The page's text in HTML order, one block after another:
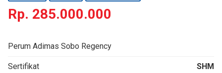
Rp. 285.000.000
Perum Adimas Sobo Regency
Sertifikat SHM